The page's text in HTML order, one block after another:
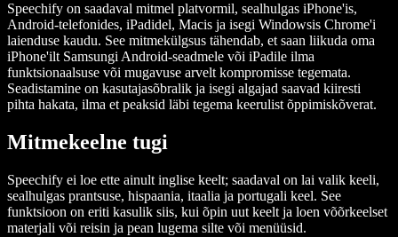
Speechify on saadaval mitmel platvormil, sealhulgas iPhone'is,
Android-telefonides, iPadidel, Macis ja isegi Windowsis Chrome'i
laienduse kaudu. See mitmekülgsus tähendab, et saan liikuda oma
iPhone'ilt Samsungi Android-seadmele või iPadile ilma
funktsionaalsuse või mugavuse arvelt kompromisse tegemata.
Seadistamine on kasutajasõbralik ja isegi algajad saavad kiiresti
pihta hakata, ilma et peaksid läbi tegema keerulist õppimiskõverat.
Mitmekeelne tugi
Speechify ei loe ette ainult inglise keelt; saadaval on lai valik keeli,
sealhulgas prantsuse, hispaania, itaalia ja portugali keel. See
funktsioon on eriti kasulik siis, kui õpin uut keelt ja loen võõrkeelset
materjali või reisin ja pean lugema silte või menüüsid.